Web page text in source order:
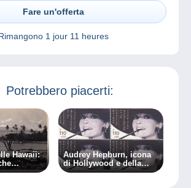
Fare un'offerta
1 jour 11 heures
Potrebbero piacerti:
Hawaii:
…
Audrey Hepburn, icona
di Hollywood e della
filatelia!